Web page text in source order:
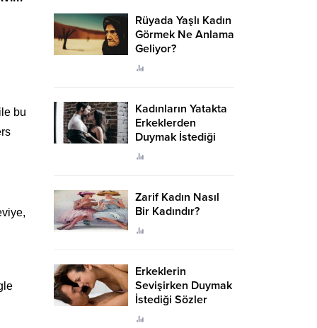
bu
Rüyada Yaşlı Kadın
Görmek Ne Anlama
Geliyor?
Kadınların Yatakta
Erkeklerden
Duymak İstediği
Sözler
Zarif Kadın Nasıl
Bir Kadındır?
Erkeklerin
Sevişirken Duymak
İstediği Sözler
Neler?